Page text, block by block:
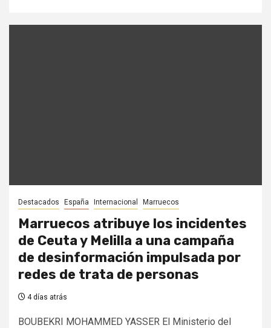
Destacados España Internacional Marruecos
Marruecos atribuye los incidentes
de Ceuta y Melilla a una campaña
de desinformación impulsada por
redes de trata de personas
4 días atrás
BOUBEKRI MOHAMMED YASSER El Ministerio del